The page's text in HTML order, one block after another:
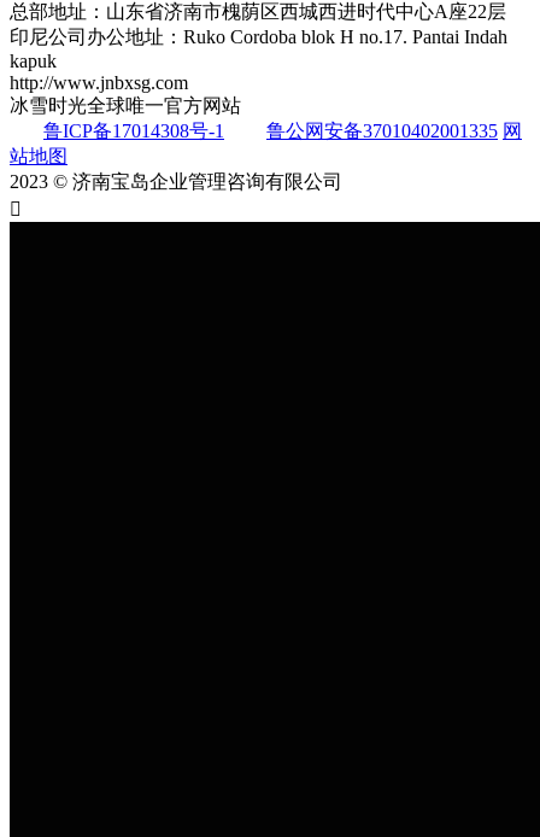
总部地址：山东省济南市槐荫区西城西进时代中心A座22层
印尼公司办公地址：Ruko Cordoba blok H no.17. Pantai Indah
kapuk
http://www.jnbxsg.com
冰雪时光全球唯一官方网站
鲁ICP备17014308号-1
鲁公网安备37010402001335 网
站地图
2023 © 济南宝岛企业管理咨询有限公司
